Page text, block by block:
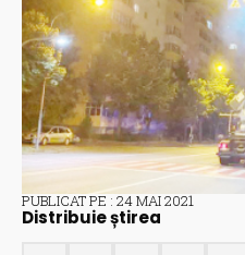
PUBLICAT PE : 24 MAI 2021
Distribuie știrea